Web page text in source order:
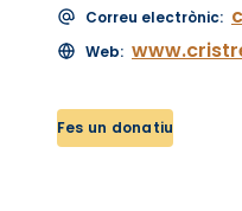
Correu electrònic:
Web:
Fes un donatiu